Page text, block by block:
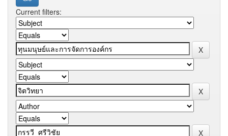
Current filters: